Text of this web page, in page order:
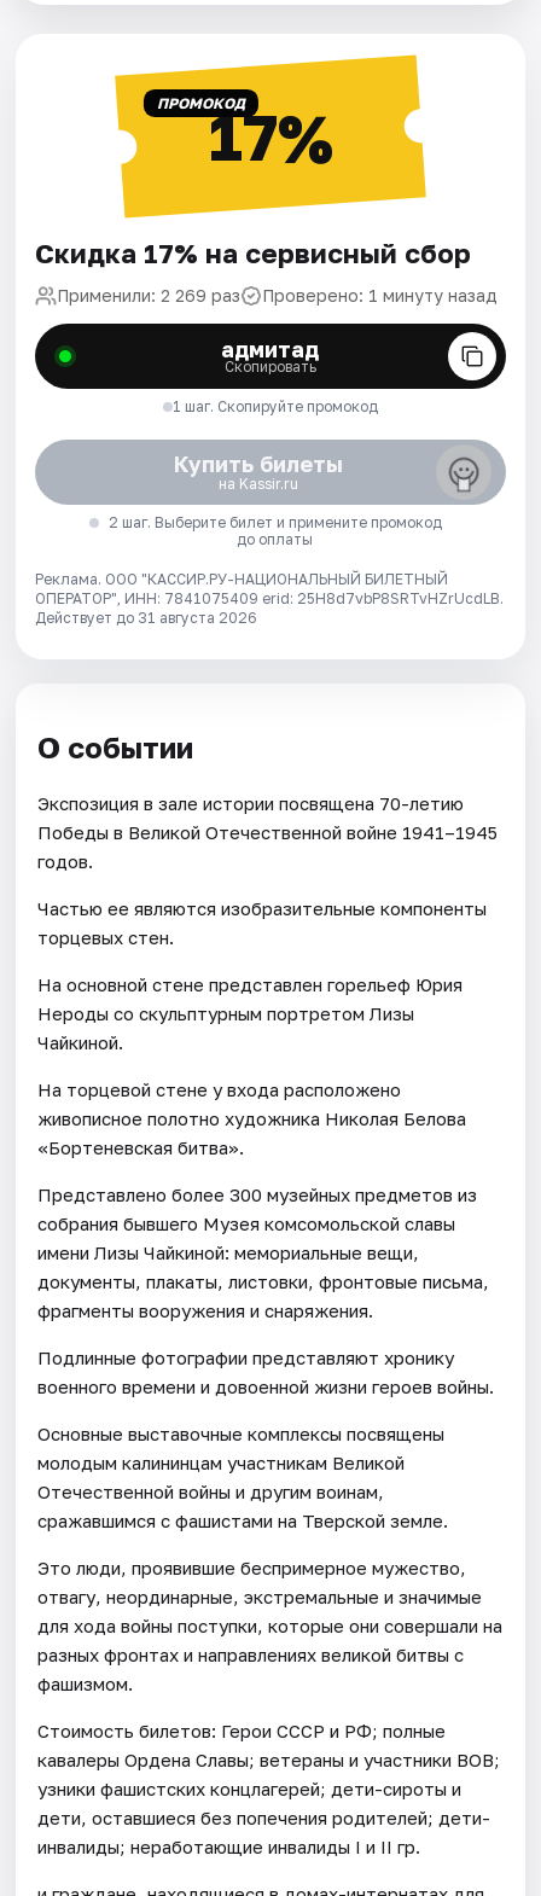
ПРОМОКОД17%
Скидка 17% на сервисный сбор
Применили: 2 269 раз Проверено: 1 минуту назад
адмитад
Скопировать
1 шаг. Скопируйте промокод
Купить билеты
на Kassir.ru
2 шаг. Выберите билет и примените промокод
до оплаты
Реклама. ООО "КАССИР.РУ-НАЦИОНАЛЬНЫЙ БИЛЕТНЫЙ
ОПЕРАТОР", ИНН: 7841075409 erid: 25H8d7vbP8SRTvHZrUcdLB.
Действует до 31 августа 2026
О событии
Экспозиция в зале истории посвящена 70-летию
Победы в Великой Отечественной войне 1941–1945
годов.
Частью ее являются изобразительные компоненты
торцевых стен.
На основной стене представлен горельеф Юрия
Нероды со скульптурным портретом Лизы
Чайкиной.
На торцевой стене у входа расположено
живописное полотно художника Николая Белова
«Бортеневская битва».
Представлено более 300 музейных предметов из
собрания бывшего Музея комсомольской славы
имени Лизы Чайкиной: мемориальные вещи,
документы, плакаты, листовки, фронтовые письма,
фрагменты вооружения и снаряжения.
Подлинные фотографии представляют хронику
военного времени и довоенной жизни героев войны.
Основные выставочные комплексы посвящены
молодым калининцам участникам Великой
Отечественной войны и другим воинам,
сражавшимся с фашистами на Тверской земле.
Это люди, проявившие беспримерное мужество,
отвагу, неординарные, экстремальные и значимые
для хода войны поступки, которые они совершали на
разных фронтах и направлениях великой битвы с
фашизмом.
Стоимость билетов: Герои СССР и РФ; полные
кавалеры Ордена Славы; ветераны и участники ВОВ;
узники фашистских концлагерей; дети-сироты и
дети, оставшиеся без попечения родителей; дети-
инвалиды; неработающие инвалиды I и II гр.